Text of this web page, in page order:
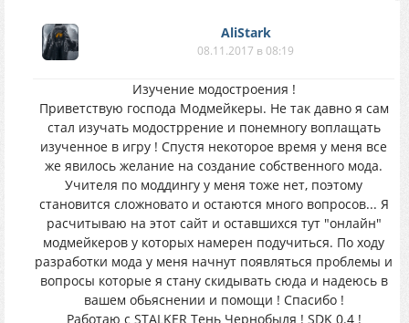
AliStark
08.11.2017 в 08:19
Изучение модостроения !
Приветствую господа Модмейкеры. Не так давно я сам
стал изучать модостррение и понемногу воплащать
изученное в игру ! Спустя некоторое время у меня все
же явилось желание на создание собственного мода.
Учителя по моддингу у меня тоже нет, поэтому
становится сложновато и остаются много вопросов... Я
расчитываю на этот сайт и оставшихся тут "онлайн"
модмейкеров у которых намерен подучиться. По ходу
разработки мода у меня начнут появляться проблемы и
вопросы которые я стану скидывать сюда и надеюсь в
вашем обьяснении и помощи ! Спасибо !
Работаю с STALKER Тень Чернобыля ! SDK 0.4 !